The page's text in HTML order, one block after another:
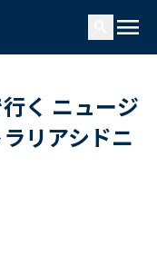
menu
く ニュージ
リアシドニ